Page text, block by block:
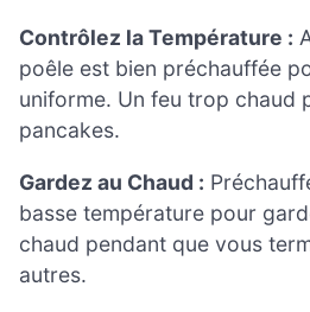
Contrôlez la Température :
poêle est bien préchauffée
uniforme. Un feu trop chaud
pancakes.
Gardez au Chaud :
basse température pour
chaud pendant que vous
autres.